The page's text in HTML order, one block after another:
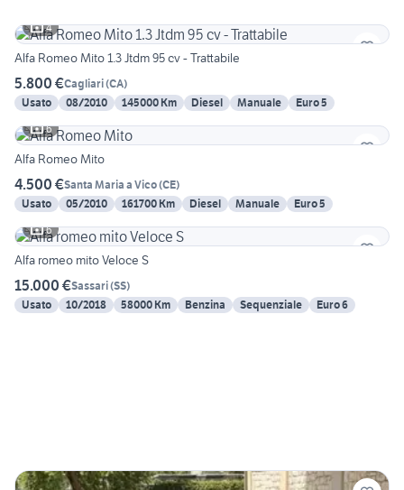
4
Alfa Romeo Mito 1.3 Jtdm 95 cv - Trattabile
5.800 €Cagliari(CA)
Usato
08/2010 145000 Km Diesel Manuale
Euro 5
6
Alfa Romeo Mito
4.500 €Santa Maria a Vico(CE)
Usato
05/2010 161700 Km Diesel Manuale
Euro 5
6
Alfa romeo mito Veloce S
15.000 €Sassari(SS)
Usato
10/2018 58000 Km Benzina Sequenziale Euro 6